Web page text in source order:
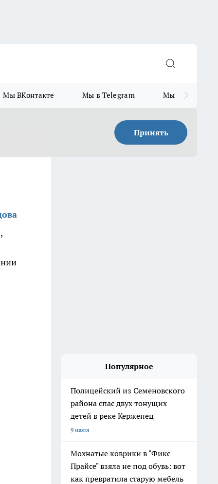
Мы ВКонтакте Мы в Telegram Мы в MAX
Принять
Популярное
Полицейский из Семеновского
района спас двух тонущих
детей в реке Керженец
9 июля
Мохнатые коврики в "Фикс
Прайсе" взяла не под обувь: вот
как превратила старую мебель